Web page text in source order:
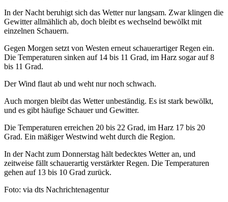
In der Nacht beruhigt sich das Wetter nur langsam. Zwar klingen die
Gewitter allmählich ab, doch bleibt es wechselnd bewölkt mit
einzelnen Schauern.
Gegen Morgen setzt von Westen erneut schauerartiger Regen ein.
Die Temperaturen sinken auf 14 bis 11 Grad, im Harz sogar auf 8
bis 11 Grad.
Der Wind flaut ab und weht nur noch schwach.
Auch morgen bleibt das Wetter unbeständig. Es ist stark bewölkt,
und es gibt häufige Schauer und Gewitter.
Die Temperaturen erreichen 20 bis 22 Grad, im Harz 17 bis 20
Grad. Ein mäßiger Westwind weht durch die Region.
In der Nacht zum Donnerstag hält bedecktes Wetter an, und
zeitweise fällt schauerartig verstärkter Regen. Die Temperaturen
gehen auf 13 bis 10 Grad zurück.
Foto: via dts Nachrichtenagentur